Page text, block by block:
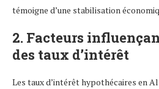
témoigne d’une stabilisation
2. Facteurs
des taux d’intérêt
Les taux d’intérêt hypothécaires en